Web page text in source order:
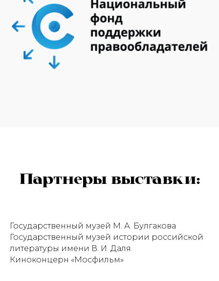
Партнеры выставки:
Государственный музей М. А. Булгакова
Государственный музей истории российской
литературы имени В. И. Даля
Киноконцерн «Мосфильм»